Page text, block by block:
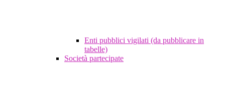
Enti pubblici vigilati (da pubblicare in
tabelle)
Società partecipate